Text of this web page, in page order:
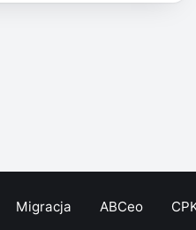
Migracja ABCeo